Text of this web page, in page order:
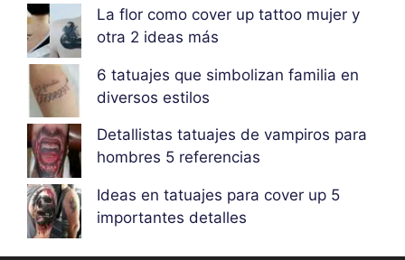
La flor como cover up tattoo mujer y
otra 2 ideas más
6 tatuajes que simbolizan familia en
diversos estilos
Detallistas tatuajes de vampiros para
hombres 5 referencias
Ideas en tatuajes para cover up 5
importantes detalles